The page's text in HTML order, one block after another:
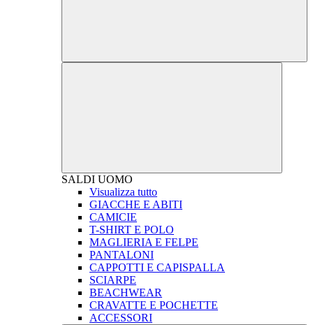
SALDI UOMO
Visualizza tutto
GIACCHE E ABITI
CAMICIE
T-SHIRT E POLO
MAGLIERIA E FELPE
PANTALONI
CAPPOTTI E CAPISPALLA
SCIARPE
BEACHWEAR
CRAVATTE E POCHETTE
ACCESSORI